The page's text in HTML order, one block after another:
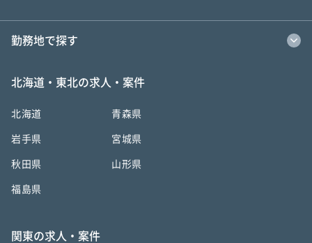
勤務地で探す
北海道・東北の求人・案件
北海道 青森県
岩手県 宮城県
秋田県 山形県
福島県
関東の求人・案件